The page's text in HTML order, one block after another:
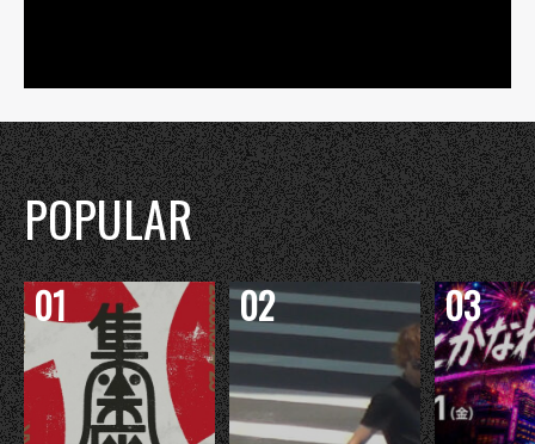
POPULAR